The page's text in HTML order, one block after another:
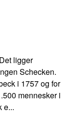
ligger
Schecken.
i 1757 og for
mennesker i
e...